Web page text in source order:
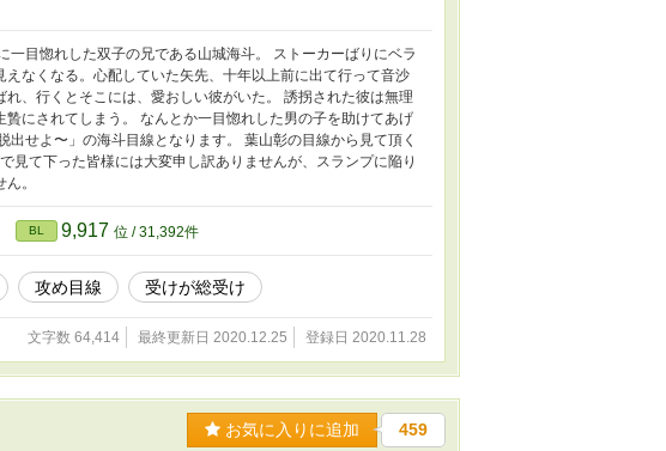
目惚れした双子の兄である山城海斗。 ストーカーばりにベラ
なくなる。心配していた矢先、十年以上前に出て行って音沙
、行くとそこには、愛おしい彼がいた。 誘拐された彼は無理
にされてしまう。 なんとか一目惚れした男の子を助けてあげ
せよ〜」の海斗目線となります。 葉山彰の目線から見て頂く
見て下った皆様には大変申し訳ありませんが、スランプに陥り
。
BL 9,917 位 / 31,392件
攻め目線 受けが総受け
文字数 64,414 最終更新日 2020.12.25 登録日 2020.11.28
お気に入りに追加 459